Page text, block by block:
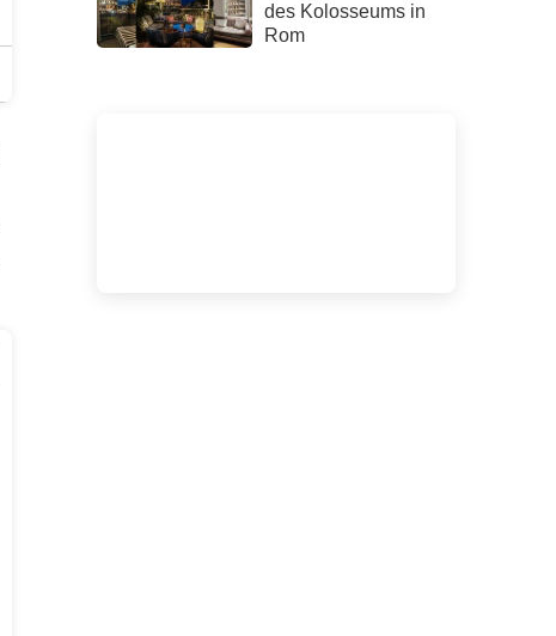
des Kolosseums in
Rom